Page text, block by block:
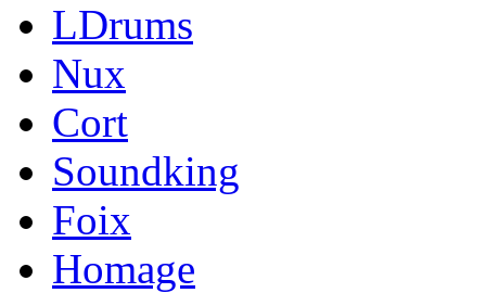
LDrums
Nux
Cort
Soundking
Foix
Homage